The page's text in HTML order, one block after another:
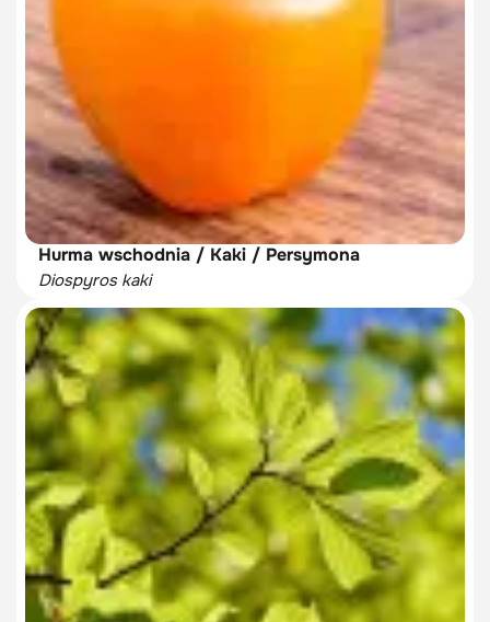
Hurma wschodnia / Kaki / Persymona
Diospyros kaki